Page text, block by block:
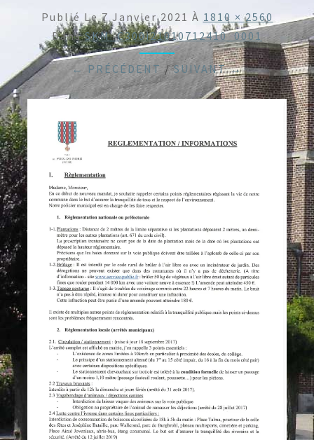
Publié Le7 Janvier 2021 À 1810 × 2560
DansSKM_C300i21010712410_0001
← PRÉCÉDENT /SUIVANT →